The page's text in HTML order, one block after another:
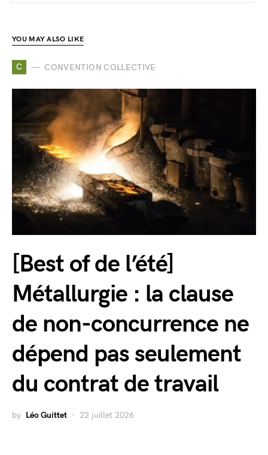
YOU MAY ALSO LIKE
C CONVENTION COLLECTIVE
[Best of de l’été]
Métallurgie : la clause
de non-concurrence ne
dépend pas seulement
du contrat de travail
by Léo Guittet 22 juillet 2026